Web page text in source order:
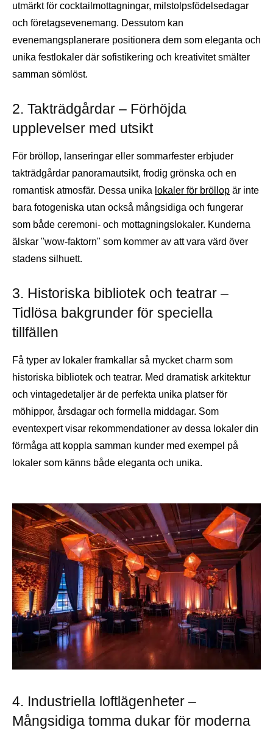
utmärkt för cocktailmottagningar, milstolpsfödelsedagar
och företagsevenemang. Dessutom kan
evenemangsplanerare positionera dem som eleganta och
unika festlokaler där sofistikering och kreativitet smälter
samman sömlöst.
2. Takträdgårdar – Förhöjda
upplevelser med utsikt
För bröllop, lanseringar eller sommarfester erbjuder
takträdgårdar panoramautsikt, frodig grönska och en
romantisk atmosfär. Dessa unika lokaler för bröllop är inte
bara fotogeniska utan också mångsidiga och fungerar
som både ceremoni- och mottagningslokaler. Kunderna
älskar "wow-faktorn" som kommer av att vara värd över
stadens silhuett.
3. Historiska bibliotek och teatrar –
Tidlösa bakgrunder för speciella
tillfällen
Få typer av lokaler framkallar så mycket charm som
historiska bibliotek och teatrar. Med dramatisk arkitektur
och vintagedetaljer är de perfekta unika platser för
möhippor, årsdagar och formella middagar. Som
eventexpert visar rekommendationer av dessa lokaler din
förmåga att koppla samman kunder med exempel på
lokaler som känns både eleganta och unika.
4. Industriella loftlägenheter –
Mångsidiga tomma dukar för moderna